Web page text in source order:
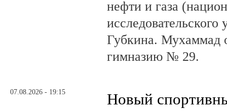
нефти и газа
Губкина. Мухаммад
гимназию № 29.
07.08.2026 - 19:15 Новый